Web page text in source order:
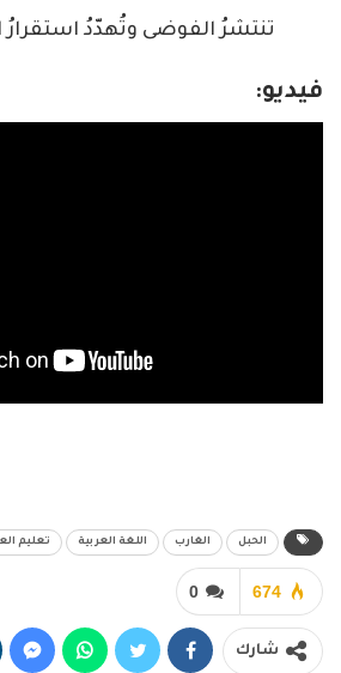
تنتشرُ الفوضى وتُهدّدُ استقرارُ
فيديو:
الحبل الغارب اللغة العربية تعليم
0 674
شارك